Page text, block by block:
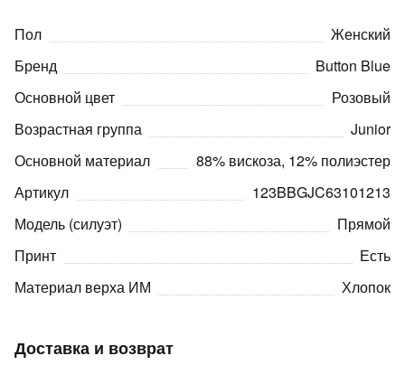
Доставка и возврат
Пол
Женский
Бренд
Button Blue
Основной цвет
Розовый
Возрастная группа
Junior
Основной материал
88% вискоза, 12% полиэстер
Артикул
123BBGJC63101213
Модель (силуэт)
Прямой
Принт
Есть
Материал верха ИМ
Хлопок
раз в 2 недели